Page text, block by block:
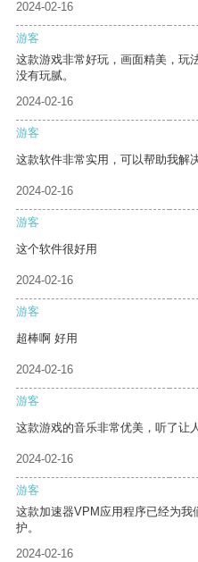
2024-02-16
游客
这款游戏非常好玩，画面精美，玩
没有玩腻。
2024-02-16
游客
这款软件非常实用，可以帮助我解
2024-02-16
游客
这个软件很好用
2024-02-16
游客
超棒啊 好用
2024-02-16
游客
这款游戏的音乐非常优美，听了让
2024-02-16
游客
这款加速器VPM应用程序已经为
护。
2024-02-16